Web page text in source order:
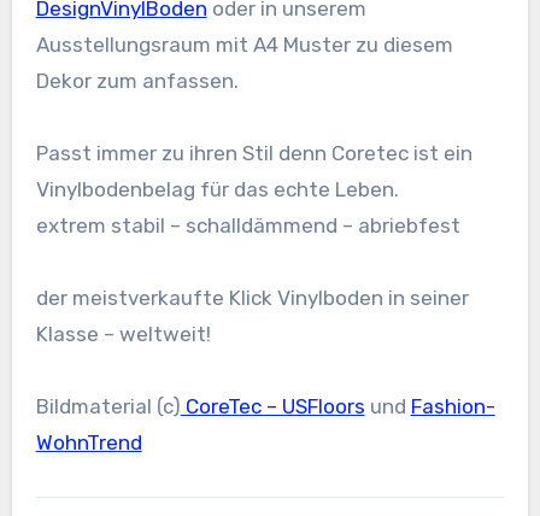
DesignVinylBoden oder in unserem
Ausstellungsraum mit A4 Muster zu diesem
Dekor zum anfassen.
Passt immer zu ihren Stil denn Coretec ist ein
Vinylbodenbelag für das echte Leben.
extrem stabil – schalldämmend – abriebfest
der meistverkaufte Klick Vinylboden in seiner
Klasse – weltweit!
Bildmaterial (c) CoreTec – USFloors und Fashion-
WohnTrend